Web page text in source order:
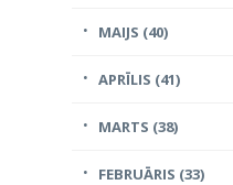
MAIJS (40)
APRĪLIS (41)
MARTS (38)
FEBRUĀRIS (33)